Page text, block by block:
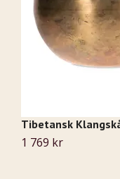
Tibetansk
1 769 kr